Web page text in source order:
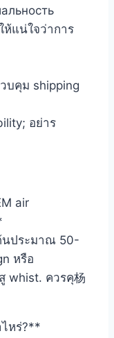
ห้แน่ใจว่าการ
บคุม shipping
อย่าร
air
นประมาณ 50-
หรือ
whist. ควรคุ杨
หร่?**